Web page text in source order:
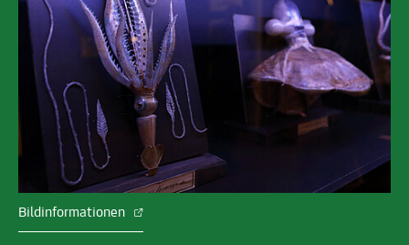
Bildinformationen